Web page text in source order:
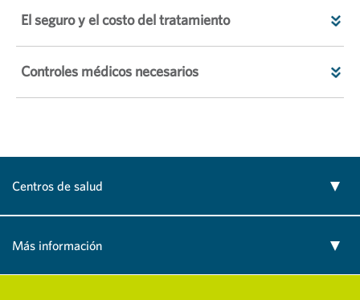
El seguro y el costo del tratamiento
Controles médicos necesarios
Centros de salud
Más información